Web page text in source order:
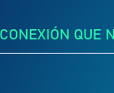
QUE